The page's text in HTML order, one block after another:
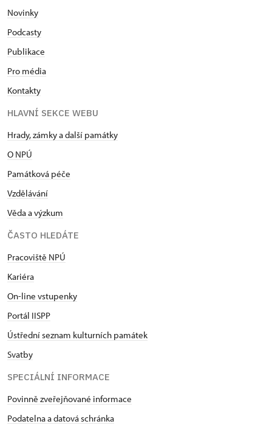
Novinky
Podcasty
Publikace
Pro média
Kontakty
HLAVNÍ SEKCE WEBU
Hrady, zámky a další památky
O NPÚ
Památková péče
Vzdělávání
Věda a výzkum
ČASTO HLEDÁTE
Pracoviště NPÚ
Kariéra
On-line vstupenky
Portál IISPP
Ústřední seznam kulturních památek
Svatby
SPECIÁLNÍ INFORMACE
Povinně zveřejňované informace
Podatelna a datová schránka